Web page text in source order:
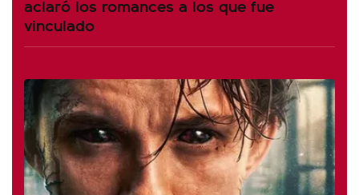
aclaró los romances a los que fue
vinculado